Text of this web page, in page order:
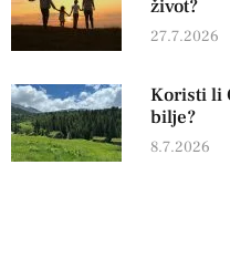
život?
27.7.2026
Koristi li
bilje?
8.7.2026